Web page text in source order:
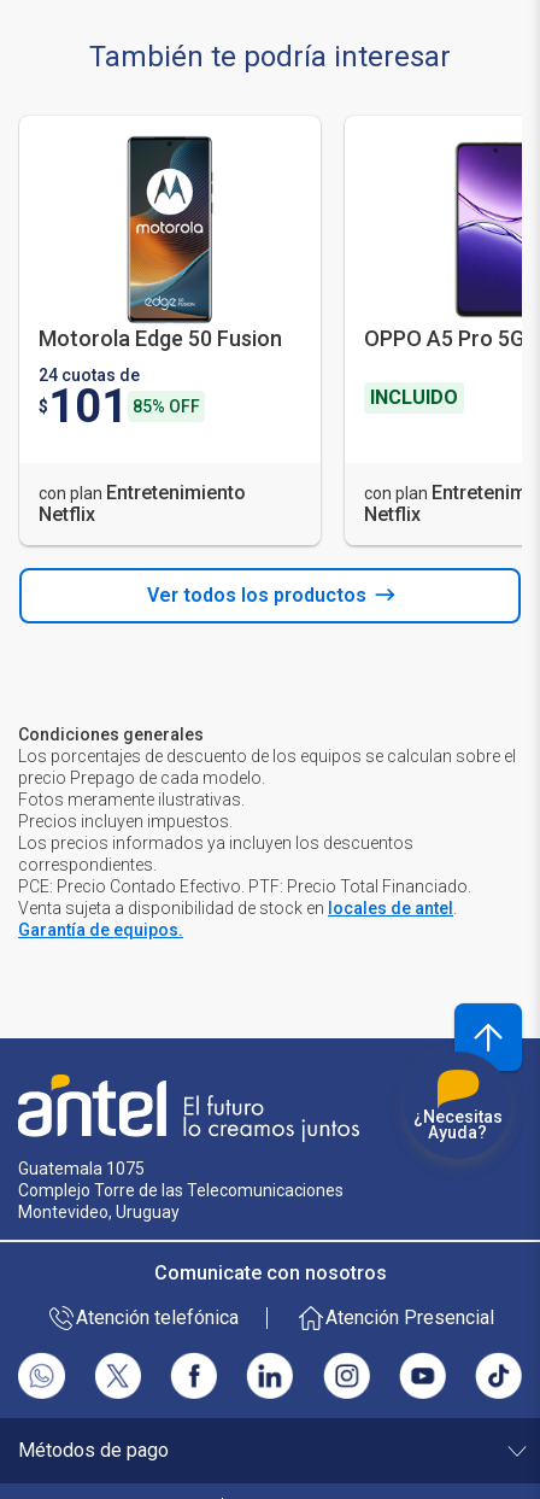
También te podría interesar
Motorola Edge 50 Fusion
24 cuotas de
$ 101 85% OFF
con plan Entretenimiento
Netflix
OPPO A5 Pro 5G
INCLUIDO
con plan
Netflix
Ver todos los productos
Condiciones generales
Los porcentajes de descuento de los equipos se calculan sobre el
precio Prepago de cada modelo.
Fotos meramente ilustrativas.
Precios incluyen impuestos.
Los precios informados ya incluyen los descuentos
correspondientes.
PCE: Precio Contado Efectivo. PTF: Precio Total Financiado.
Venta sujeta a disponibilidad de stock en locales de antel
Garantía de equipos.
Guatemala 1075
Complejo Torre de las Telecomunicaciones
Montevideo, Uruguay
Comunicate con nosotros
Atención telefónica
Atención Presencial
Métodos de pago
¿Necesitas
Ayuda?